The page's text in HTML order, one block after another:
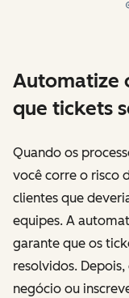
Automatize
que tickets
Quando os
você corre o risco
clientes que
equipes. A
garante que os
resolvidos.
negócio ou